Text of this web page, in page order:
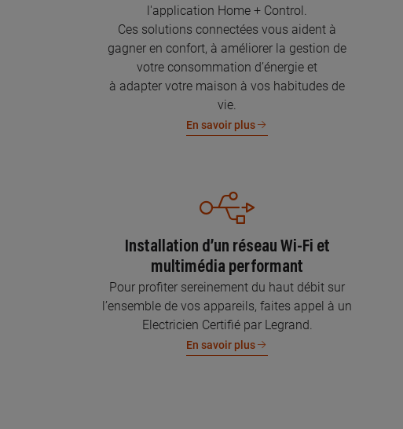
l'application Home + Control.
Ces solutions connectées vous aident à
gagner en confort, à améliorer la gestion de
votre consommation d’énergie et
à adapter votre maison à vos habitudes de
vie.
En savoir plus
Installation d’un réseau Wi-Fi et
multimédia performant
Pour profiter sereinement du haut débit sur
l’ensemble de vos appareils, faites appel à un
Electricien Certifié par Legrand.
En savoir plus